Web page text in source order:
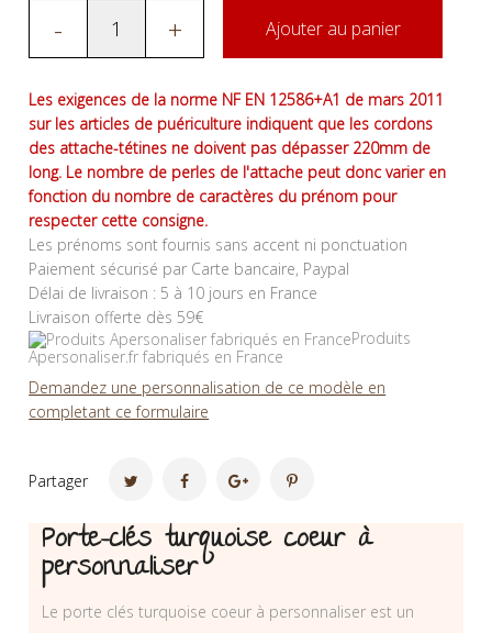
- + Ajouter au panier
Les exigences de la norme NF EN 12586+A1 de mars 2011
sur les articles de puériculture indiquent que les cordons
des attache-tétines ne doivent pas dépasser 220mm de
long. Le nombre de perles de l'attache peut donc varier en
fonction du nombre de caractères du prénom pour
respecter cette consigne.
Les prénoms sont fournis sans accent ni ponctuation
Paiement sécurisé par Carte bancaire, Paypal
Délai de livraison : 5 à 10 jours en France
Livraison offerte dès 59€
Produits
Apersonaliser.fr fabriqués en France
Demandez une personnalisation de ce modèle en
completant ce formulaire
Partager
Porte-clés turquoise coeur à
personnaliser
Le porte clés turquoise coeur à personnaliser est un